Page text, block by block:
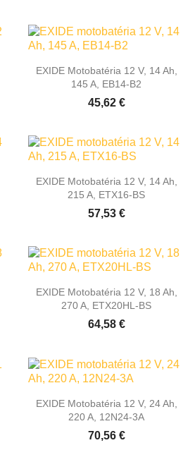
 Rýchly náhľad
EXIDE Motobatéria 12 V, 14 Ah,
145 A, EB14-B2
45,62 €
 Rýchly náhľad
EXIDE Motobatéria 12 V, 14 Ah,
215 A, ETX16-BS
57,53 €
 Rýchly náhľad
EXIDE Motobatéria 12 V, 18 Ah,
270 A, ETX20HL-BS
64,58 €
 Rýchly náhľad
EXIDE Motobatéria 12 V, 24 Ah,
220 A, 12N24-3A
70,56 €